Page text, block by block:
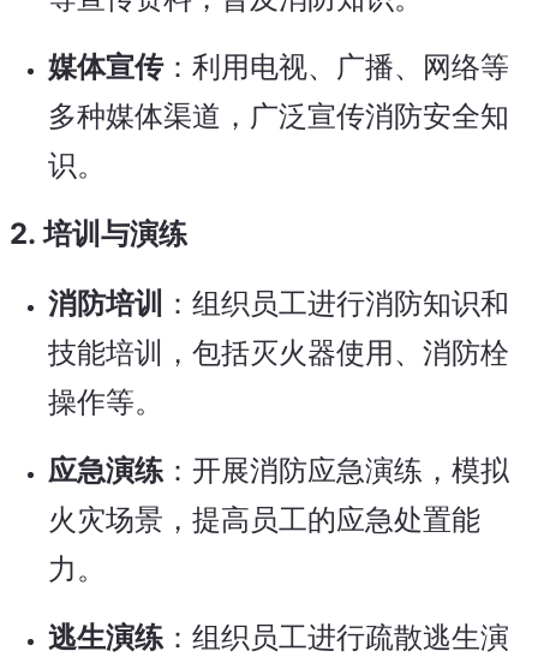
媒体宣传：利用电视、广播、网络等
多种媒体渠道，广泛宣传消防安全知
识。
2.培训与演练
消防培训 ：组织员工进行消防知识和
技能培训，包括灭火器使用、消防栓
操作等。
应急演练 ：开展消防应急演练，模拟
火灾场景，提高员工的应急处置能
力。
逃生演练 ：组织员工进行疏散逃生演